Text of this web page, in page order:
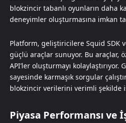
blokzincir tabanlı oyunların daha
deneyimler oluşturmasına imkan
Platform, geliştiricilere Squid SDK
güçlü araçlar sunuyor. Bu araçlar,
API’ler oluşturmayı
sayesinde karmaşık sorgular
blokzincir verilerini verimli şekilde
Piyasa Performansı ve